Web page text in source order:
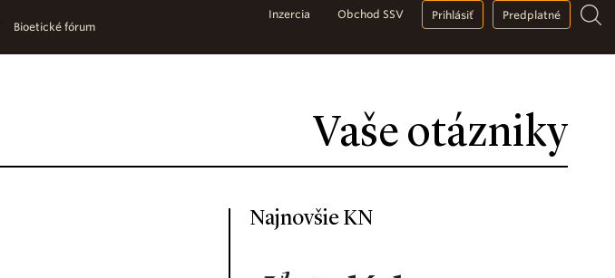
Vaše otázniky
Bioetické fórum
Inzercia Obchod SSV Prihlásiť Predplatné
Najnovšie KN